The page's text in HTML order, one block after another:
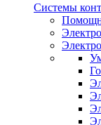
Системы